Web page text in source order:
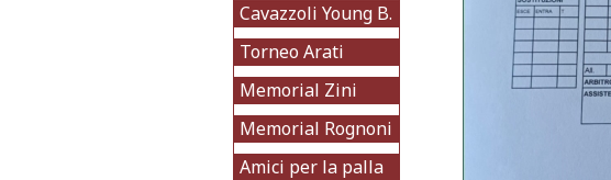
Cavazzoli Young B.
Torneo Arati
Memorial Zini
Memorial Rognoni
Amici per la palla